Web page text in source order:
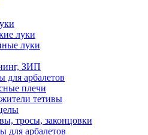
луки
луки
ЗИП
для арбалетов
плечи
тетивы
тросы, законцовки
для арбалетов